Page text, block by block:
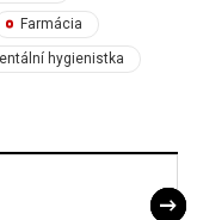
Farmácia
hygienistka